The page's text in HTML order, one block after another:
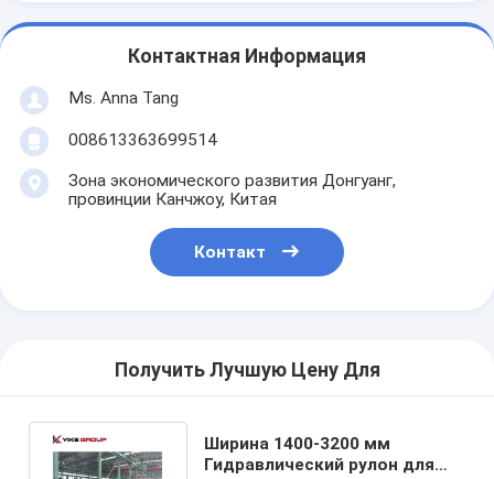
Контактная Информация
Ms. Anna Tang
008613363699514
Зона экономического развития Донгуанг,
провинции Канчжоу, Китая
Контакт
Получить Лучшую Цену Для
Ширина 1400-3200 мм
Гидравлический рулон для